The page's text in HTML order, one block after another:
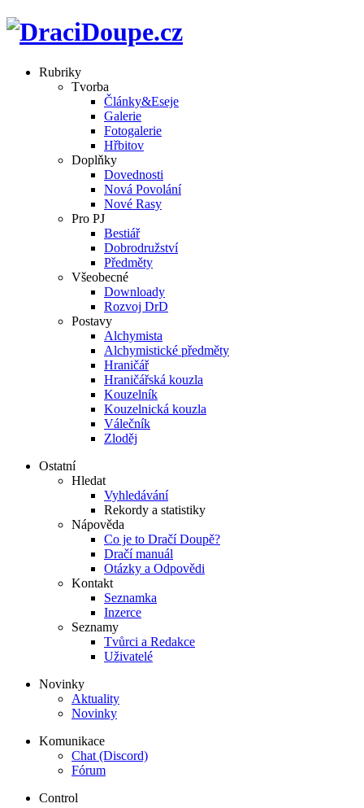
Rubriky
Tvorba
Články&Eseje
Galerie
Fotogalerie
Hřbitov
Doplňky
Dovednosti
Nová Povolání
Nové Rasy
Pro PJ
Bestiář
Dobrodružství
Předměty
Všeobecné
Downloady
Rozvoj DrD
Postavy
Alchymista
Alchymistické předměty
Hraničář
Hraničářská kouzla
Kouzelník
Kouzelnická kouzla
Válečník
Zloděj
Ostatní
Hledat
Vyhledávání
Rekordy a statistiky
Nápověda
Co je to Dračí Doupě?
Dračí manuál
Otázky a Odpovědi
Kontakt
Seznamka
Inzerce
Seznamy
Tvůrci a Redakce
Uživatelé
Novinky
Aktuality
Novinky
Komunikace
Chat (Discord)
Fórum
Control